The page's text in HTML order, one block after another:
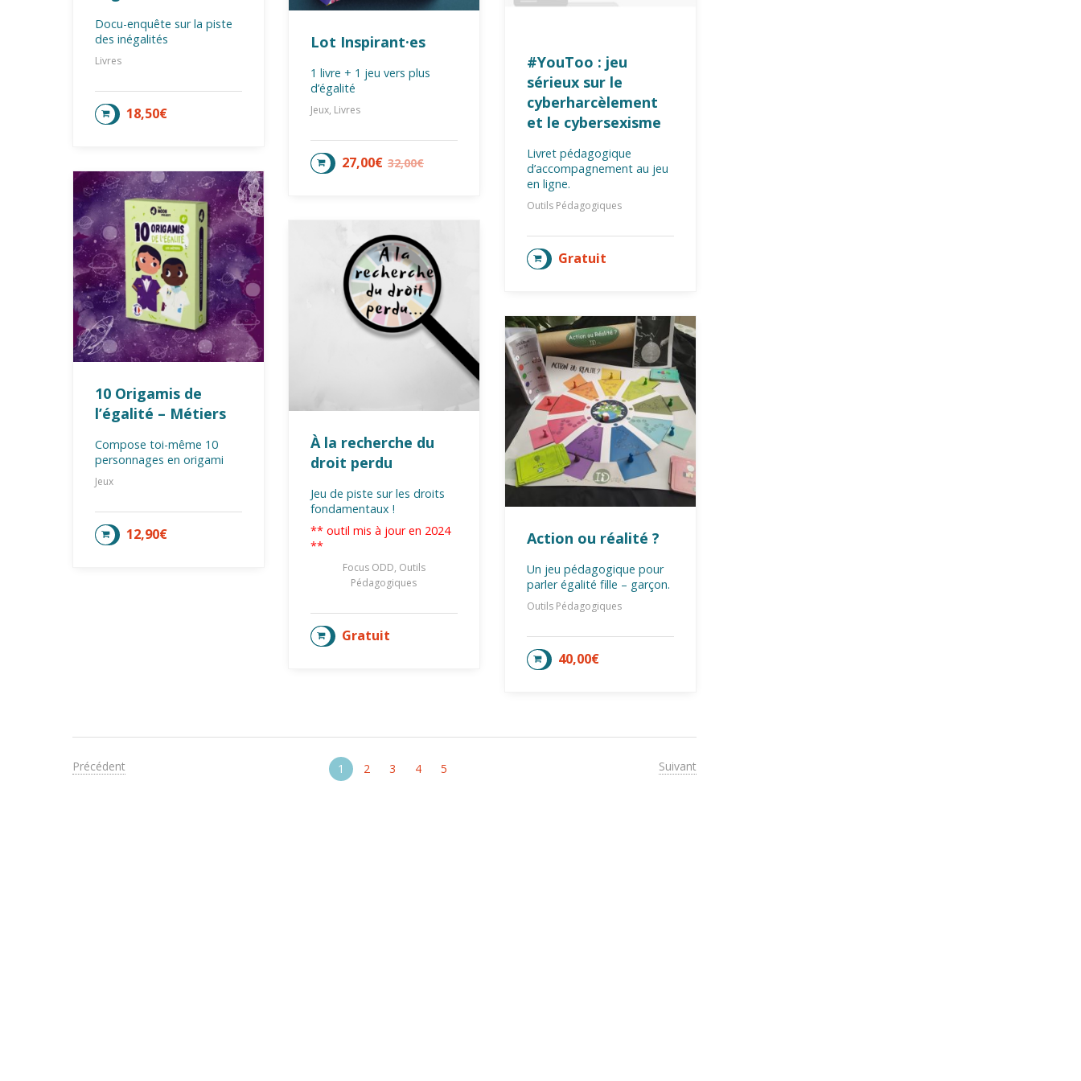
Docu-enquête sur la piste
des inégalités
Livres
18,50€
AJOUTER AU PANIER
Lot Inspirant·es
1 livre + 1 jeu vers plus
d’égalité
Jeux, Livres
32,00€
27,00€
AJOUTER AU PANIER
#YouToo : jeu
sérieux sur le
cyberharcèlement
et le cybersexisme
Livret pédagogique
d’accompagnement au jeu
en ligne.
Outils Pédagogiques
Gratuit
AJOUTER AU PANIER
10 Origamis de
l’égalité – Métiers
Compose toi-même 10
personnages en origami
Jeux
12,90€
AJOUTER AU PANIER
À la recherche du
droit perdu
Jeu de piste sur les droits
fondamentaux !
** outil mis à jour en 2024
**
Focus ODD, Outils
Pédagogiques
Gratuit
AJOUTER AU PANIER
Action ou réalité ?
Un jeu pédagogique pour
parler égalité fille – garçon.
Outils Pédagogiques
40,00€
AJOUTER AU PANIER
Précédent 1 2 3 4 5 Suivant